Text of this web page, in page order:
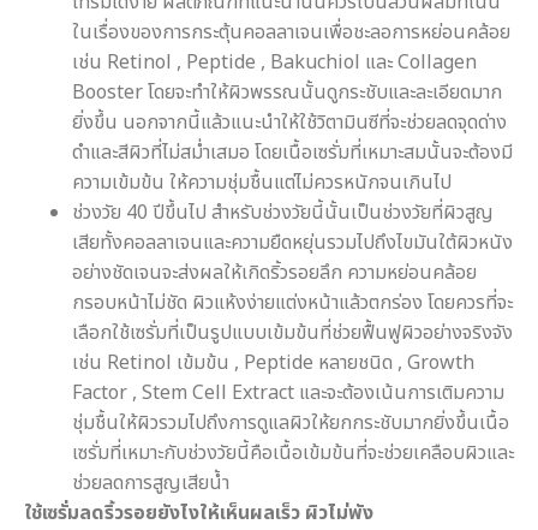
ในเรื่องของการกระตุ้นคอลลาเจนเพื่อชะลอการหย่อนคล้อย
เช่น Retinol , Peptide , Bakuchiol และ Collagen
Booster โดยจะทำให้ผิวพรรณนั้นดูกระชับและละเอียดมาก
ยิ่งขึ้น นอกจากนี้แล้วแนะนำให้ใช้วิตามินซีที่จะช่วยลดจุดด่าง
ดำและสีผิวที่ไม่สม่ำเสมอ โดยเนื้อเซรั่มที่เหมาะสมนั้นจะต้องมี
ความเข้มข้น ให้ความชุ่มชื้นแต่ไม่ควรหนักจนเกินไป
ช่วงวัย 40 ปีขึ้นไป สำหรับช่วงวัยนี้นั้นเป็นช่วงวัยที่ผิวสูญ
เสียทั้งคอลลาเจนและความยืดหยุ่นรวมไปถึงไขมันใต้ผิวหนัง
อย่างชัดเจนจะส่งผลให้เกิดริ้วรอยลึก ความหย่อนคล้อย
กรอบหน้าไม่ชัด ผิวแห้งง่ายแต่งหน้าแล้วตกร่อง โดยควรที่จะ
เลือกใช้เซรั่มที่เป็นรูปแบบเข้มข้นที่ช่วยฟื้นฟูผิวอย่างจริงจัง
เช่น Retinol เข้มข้น , Peptide หลายชนิด , Growth
Factor , Stem Cell Extract และจะต้องเน้นการเติมความ
ชุ่มชื้นให้ผิวรวมไปถึงการดูแลผิวให้ยกกระชับมากยิ่งขึ้นเนื้อ
เซรั่มที่เหมาะกับช่วงวัยนี้คือเนื้อเข้มข้นที่จะช่วยเคลือบผิวและ
ช่วยลดการสูญเสียน้ำ
ใช้เซรั่มลดริ้วรอยยังไงให้เห็นผลเร็ว ผิวไม่พัง